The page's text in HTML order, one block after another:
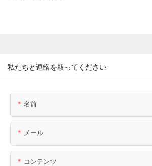
私たちと連絡を取ってください
名前
メール
コンテンツ